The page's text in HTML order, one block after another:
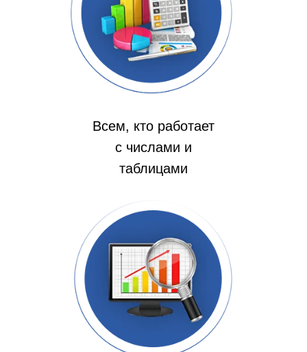
Всем, кто работает
с числами и
таблицами